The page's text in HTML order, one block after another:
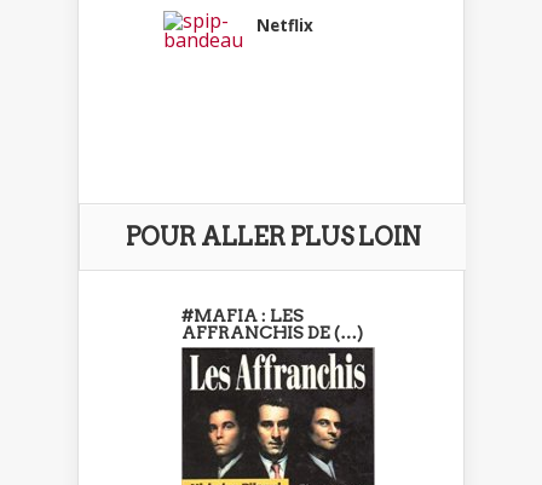
Netflix
POUR ALLER PLUS LOIN
#MAFIA : LES
AFFRANCHIS DE (…)